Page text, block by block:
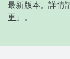
最新版本。詳情
更 」。